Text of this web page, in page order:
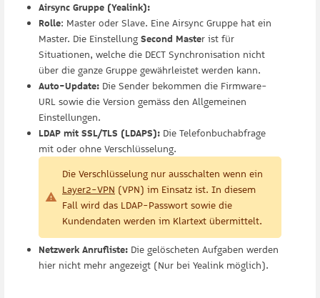
Airsync Gruppe (Yealink):
Rolle: Master oder Slave. Eine Airsync Gruppe hat ein
Master. Die EinstellungSecond Master ist für
Situationen, welche die DECT Synchronisation nicht
über die ganze Gruppe gewährleistet werden kann.
Auto-Update: Die Sender bekommen die Firmware-
URL sowie die Version gemäss den Allgemeinen
Einstellungen.
LDAP mit SSL/TLS (LDAPS): Die Telefonbuchabfrage
mit oder ohne Verschlüsselung.
Die Verschlüsselung nur ausschalten wenn ein
Layer2-VPN (VPN) im Einsatz ist. In diesem
Fall wird das LDAP-Passwort sowie die
Kundendaten werden im Klartext übermittelt.
Netzwerk Anrufliste: Die gelöscheten Aufgaben werden
hier nicht mehr angezeigt (Nur bei Yealink möglich).